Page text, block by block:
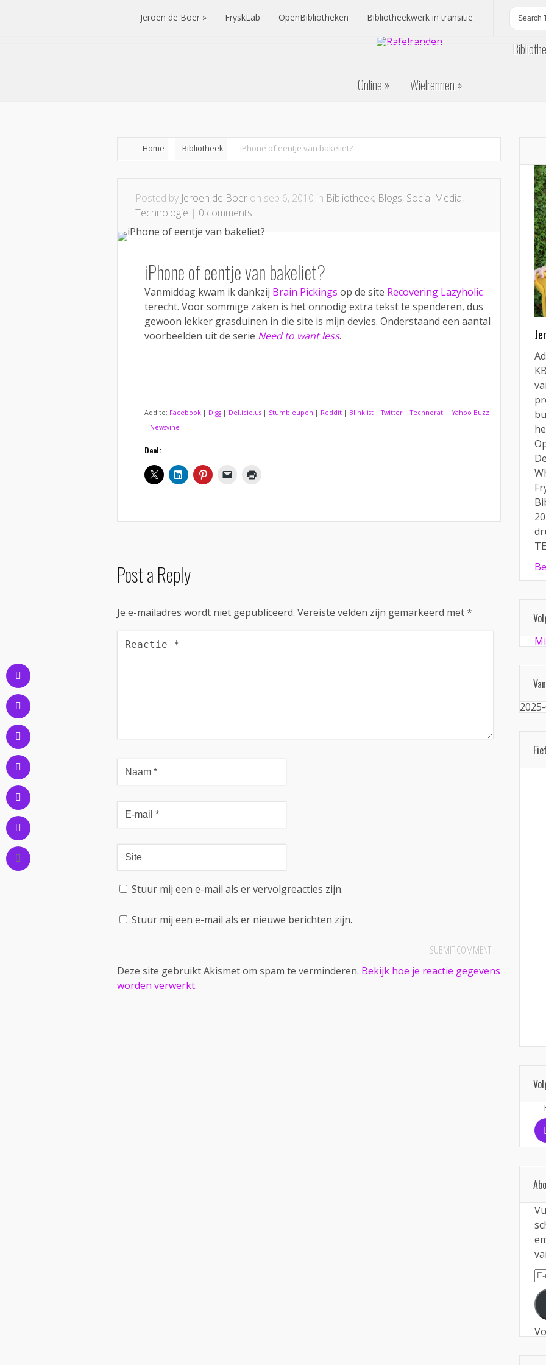
Jeroen de Boer FryskLab OpenBibliotheken Bibliotheekwerk in transitie
Online Wielrennen
Home Bibliotheek iPhone of eentje van bakeliet?
Posted by Jeroen de Boer on sep 6, 2010 in Bibliotheek, Blogs, Social Media,
Technologie | 0 comments
iPhone of eentje van bakeliet?
Vanmiddag kwam ik dankzij Brain Pickings op de site Recovering Lazyholic
terecht. Voor sommige zaken is het onnodig extra tekst te spenderen, dus
gewoon lekker grasduinen in die site is mijn devies. Onderstaand een aantal
voorbeelden uit de serie Need to want less.
Add to: Facebook | Digg | Del.icio.us | Stumbleupon | Reddit | Blinklist |Twitter |Technorati |Yahoo Buzz
| Newsvine
Deel:
Post a Reply
Je e-mailadres wordt niet gepubliceerd. Vereiste velden zijn gemarkeerd met*
Stuur mij een e-mail als er vervolgreacties zijn.
Stuur mij een e-mail als er nieuwe berichten zijn.
Deze site gebruikt Akismet om spam te verminderen. Bekijk hoe je reactie gegevens
worden verwerkt.
E-